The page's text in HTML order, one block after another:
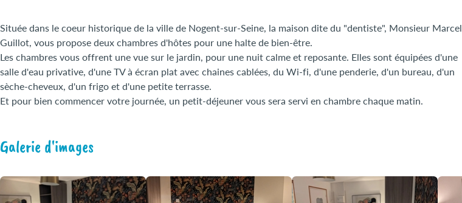
Située dans le coeur historique de la ville de Nogent-sur-Seine, la maison dite du "dentiste", Monsieur Marcel
Guillot, vous propose deux chambres d'hôtes pour une halte de bien-être.
Les chambres vous offrent une vue sur le jardin, pour une nuit calme et reposante. Elles sont équipées d'une
salle d'eau privative, d'une TV à écran plat avec chaines cablées, du Wi-fi, d'une penderie, d'un bureau, d'un
sèche-cheveux, d'un frigo et d'une petite terrasse.
Et pour bien commencer votre journée, un petit-déjeuner vous sera servi en chambre chaque matin.
Galerie d'images